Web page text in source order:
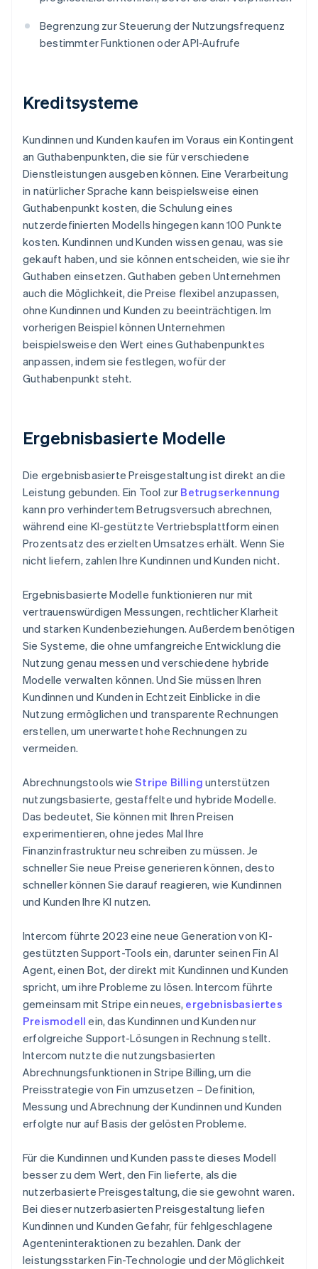
Begrenzung zur Steuerung der Nutzungsfrequenz
bestimmter Funktionen oder API-Aufrufe
Kreditsysteme
Kundinnen und Kunden kaufen im Voraus ein Kontingent
an Guthabenpunkten, die sie für verschiedene
Dienstleistungen ausgeben können. Eine Verarbeitung
in natürlicher Sprache kann beispielsweise einen
Guthabenpunkt kosten, die Schulung eines
nutzerdefinierten Modells hingegen kann 100 Punkte
kosten. Kundinnen und Kunden wissen genau, was sie
gekauft haben, und sie können entscheiden, wie sie ihr
Guthaben einsetzen. Guthaben geben Unternehmen
auch die Möglichkeit, die Preise flexibel anzupassen,
ohne Kundinnen und Kunden zu beeinträchtigen. Im
vorherigen Beispiel können Unternehmen
beispielsweise den Wert eines Guthabenpunktes
anpassen, indem sie festlegen, wofür der
Guthabenpunkt steht.
Ergebnisbasierte Modelle
Die ergebnisbasierte Preisgestaltung ist direkt an die
Leistung gebunden. Ein Tool zur Betrugserkennung
kann pro verhindertem Betrugsversuch abrechnen,
während eine KI-gestützte Vertriebsplattform einen
Prozentsatz des erzielten Umsatzes erhält. Wenn Sie
nicht liefern, zahlen Ihre Kundinnen und Kunden nicht.
Ergebnisbasierte Modelle funktionieren nur mit
vertrauenswürdigen Messungen, rechtlicher Klarheit
und starken Kundenbeziehungen. Außerdem benötigen
Sie Systeme, die ohne umfangreiche Entwicklung die
Nutzung genau messen und verschiedene hybride
Modelle verwalten können. Und Sie müssen Ihren
Kundinnen und Kunden in Echtzeit Einblicke in die
Nutzung ermöglichen und transparente Rechnungen
erstellen, um unerwartet hohe Rechnungen zu
vermeiden.
Abrechnungstools wieStripe Billing unterstützen
nutzungsbasierte, gestaffelte und hybride Modelle.
Das bedeutet, Sie können mit Ihren Preisen
experimentieren, ohne jedes Mal Ihre
Finanzinfrastruktur neu schreiben zu müssen. Je
schneller Sie neue Preise generieren können, desto
schneller können Sie darauf reagieren, wie Kundinnen
und Kunden Ihre KI nutzen.
Intercom führte 2023 eine neue Generation von KI-
gestützten Support-Tools ein, darunter seinen Fin AI
Agent, einen Bot, der direkt mit Kundinnen und Kunden
spricht, um ihre Probleme zu lösen. Intercom führte
gemeinsam mit Stripe ein neues, ergebnisbasiertes
Preismodell ein, das Kundinnen und Kunden nur
erfolgreiche Support-Lösungen in Rechnung stellt.
Intercom nutzte die nutzungsbasierten
Abrechnungsfunktionen in Stripe Billing, um die
Preisstrategie von Fin umzusetzen – Definition,
Messung und Abrechnung der Kundinnen und Kunden
erfolgte nur auf Basis der gelösten Probleme.
Für die Kundinnen und Kunden passte dieses Modell
besser zu dem Wert, den Fin lieferte, als die
nutzerbasierte Preisgestaltung, die sie gewohnt waren.
Bei dieser nutzerbasierten Preisgestaltung liefen
Kundinnen und Kunden Gefahr, für fehlgeschlagene
Agenteninteraktionen zu bezahlen. Dank der
leistungsstarken Fin-Technologie und der Möglichkeit